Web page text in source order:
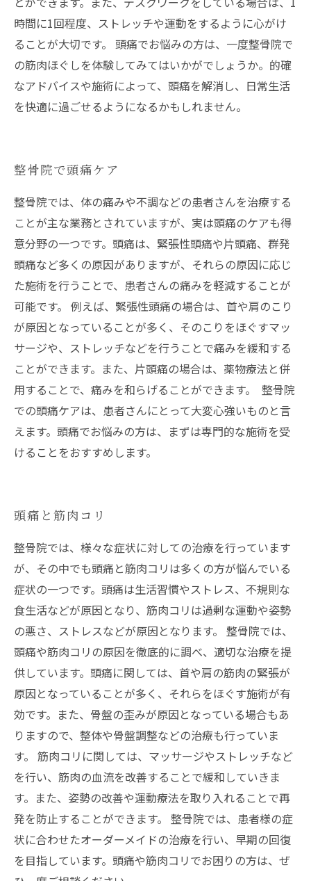
時間に1回程度、ストレッチや運動をするように心がけ
ることが大切です。 頭痛でお悩みの方は、一度整骨院で
の筋肉ほぐしを体験してみてはいかがでしょうか。的確
なアドバイスや施術によって、頭痛を解消し、日常生活
を快適に過ごせるようになるかもしれません。
整骨院で頭痛ケア
整骨院では、体の痛みや不調などの患者さんを治療する
ことが主な業務とされていますが、実は頭痛のケアも得
意分野の一つです。頭痛は、緊張性頭痛や片頭痛、群発
頭痛など多くの原因がありますが、それらの原因に応じ
た施術を行うことで、患者さんの痛みを軽減することが
可能です。 例えば、緊張性頭痛の場合は、首や肩のこり
が原因となっていることが多く、そのこりをほぐすマッ
サージや、ストレッチなどを行うことで痛みを緩和する
ことができます。また、片頭痛の場合は、薬物療法と併
用することで、痛みを和らげることができます。 整骨院
での頭痛ケアは、患者さんにとって大変心強いものと言
えます。頭痛でお悩みの方は、まずは専門的な施術を受
けることをおすすめします。
頭痛と筋肉コリ
整骨院では、様々な症状に対しての治療を行っています
が、その中でも頭痛と筋肉コリは多くの方が悩んでいる
症状の一つです。頭痛は生活習慣やストレス、不規則な
食生活などが原因となり、筋肉コリは過剰な運動や姿勢
の悪さ、ストレスなどが原因となります。 整骨院では、
頭痛や筋肉コリの原因を徹底的に調べ、適切な治療を提
供しています。頭痛に関しては、首や肩の筋肉の緊張が
原因となっていることが多く、それらをほぐす施術が有
効です。また、骨盤の歪みが原因となっている場合もあ
りますので、整体や骨盤調整などの治療も行っていま
す。 筋肉コリに関しては、マッサージやストレッチなど
を行い、筋肉の血流を改善することで緩和していきま
す。また、姿勢の改善や運動療法を取り入れることで再
発を防止することができます。 整骨院では、患者様の症
状に合わせたオーダーメイドの治療を行い、早期の回復
を目指しています。頭痛や筋肉コリでお困りの方は、ぜ